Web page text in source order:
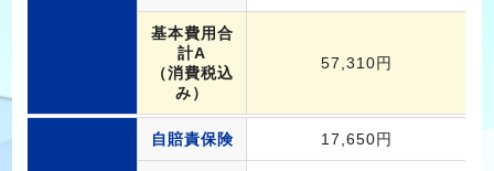
基本費用合
計A
（消費税込
み）
57,310円
自賠責保険 17,650円